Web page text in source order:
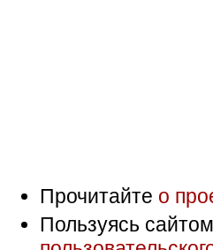
Прочитайте о
Пользуясь